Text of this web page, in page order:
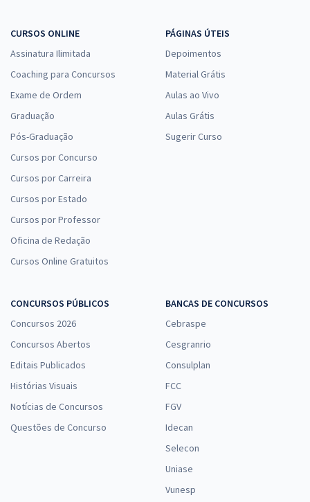
CURSOS ONLINE
Assinatura Ilimitada
Coaching para Concursos
Exame de Ordem
Graduação
Pós-Graduação
Cursos por Concurso
Cursos por Carreira
Cursos por Estado
Cursos por Professor
Oficina de Redação
Cursos Online Gratuitos
PÁGINAS ÚTEIS
Depoimentos
Material Grátis
Aulas ao Vivo
Aulas Grátis
Sugerir Curso
CONCURSOS PÚBLICOS
Concursos 2026
Concursos Abertos
Editais Publicados
Histórias Visuais
Notícias de Concursos
Questões de Concurso
BANCAS DE CONCURSOS
Cebraspe
Cesgranrio
Consulplan
FCC
FGV
Idecan
Selecon
Uniase
Vunesp